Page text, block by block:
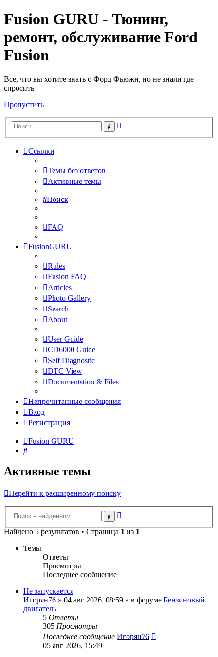
Fusion GURU - Тюнинг,
ремонт, обслуживание Ford
Fusion
Все, что вы хотите знать о Форд Фьюжн, но не знали где
спросить
Пропустить
Поиск
Ссылки
Темы без ответов
Активные темы
Поиск
FAQ
FusionGURU
Rules
Fusion FAQ
Articles
Photo Gallery
Search
About
User Guide
CD6000 Guide
Self Diagnostic
DTC View
Documentstion & Files
Непрочитанные сообщения
Вход
Регистрация
Fusion GURU
Поиск
Активные темы
Перейти к расширенному поиску
Поиск
Найдено 5 результатов • Страница 1 из 1
Темы
Ответы
Просмотры
Последнее сообщение
Не запускается
Игорян76 » 04 авг 2026, 08:59 » в форуме Бензиновый
двигатель
5 Ответы
305 Просмотры
Последнее сообщение Игорян76
05 авг 2026, 15:49